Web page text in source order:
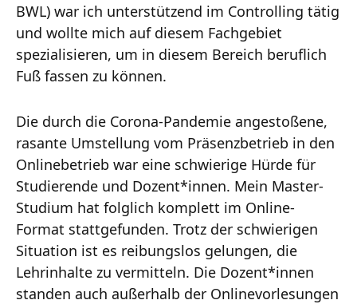
BWL) war ich unterstützend im Controlling tätig
und wollte mich auf diesem Fachgebiet
spezialisieren, um in diesem Bereich beruflich
Fuß fassen zu können.
Die durch die Corona-Pandemie angestoßene,
rasante Umstellung vom Präsenzbetrieb in den
Onlinebetrieb war eine schwierige Hürde für
Studierende und Dozent*innen. Mein Master-
Studium hat folglich komplett im Online-
Format stattgefunden. Trotz der schwierigen
Situation ist es reibungslos gelungen, die
Lehrinhalte zu vermitteln. Die Dozent*innen
standen auch außerhalb der Onlinevorlesungen